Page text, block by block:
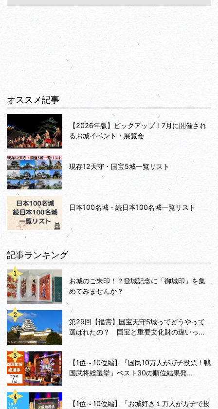
オススメ記事
【2026年版】ピックアップ！7月に開催され
るお城イベント・展覧会
現存12天守・国宝5城一覧リスト
日本100名城・続日本100名城一覧リスト
記事ランキング
お城のご朱印！？登城記念に「御城印」を集
めてみませんか？
第29回【鑑賞】国宝天守5城ってどうやって
選ばれたの？ 国宝と重要文化財の違いっ...
【1位～10位編】「国民10万人がガチ投票！戦
国武将総選挙」ベスト30の順位結果発...
【1位～10位編】「お城好き１万人がガチで投